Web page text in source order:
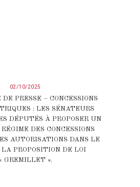
02/10/2025
PRESSE – CONCESSIONS
: LES SÉNATEURS
DÉPUTÉS À PROPOSER UN
DES CONCESSIONS
AUTORISATIONS DANS LE
LA PROPOSITION DE LOI
« GREMILLET ».